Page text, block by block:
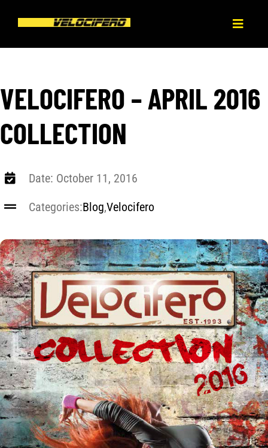
Toggle
ABOUT
PRODUCT
BLOG
CONTACT
WORK WITH US
PRESS AREA
VELOCIFERO – APRIL 2016
COLLECTION
Date: October 11, 2016
Categories:Blog,Velocifero